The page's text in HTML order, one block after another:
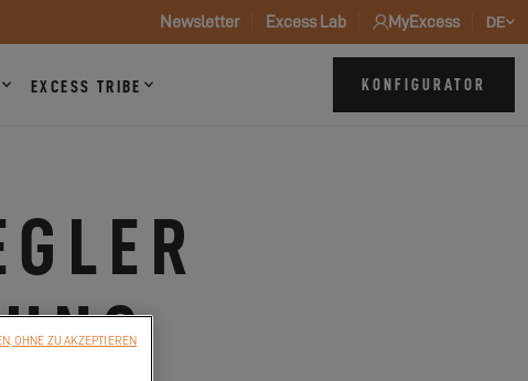
Newsletter Excess Lab MyExcess DE
EXCESS TRIBE KONFIGURATOR
OHNE ZU AKZEPTIEREN